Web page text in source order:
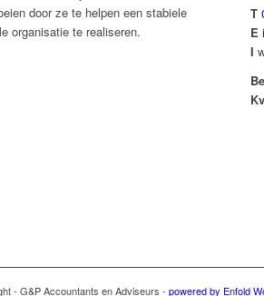
door ze te helpen een stabiele
organisatie te realiseren.
T
E
I
- G&P Accountants en Adviseurs - powered by Enfold